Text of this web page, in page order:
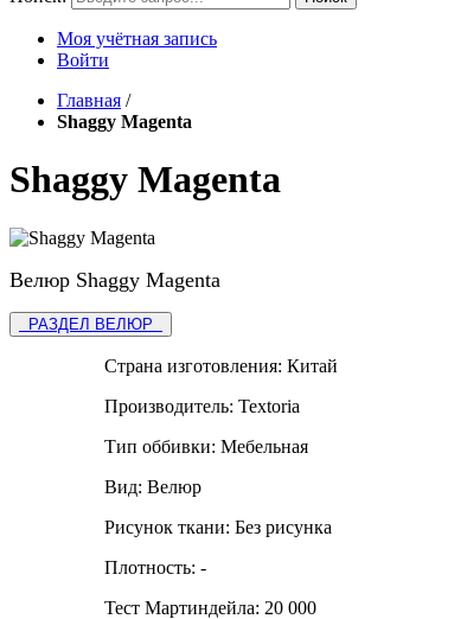
Моя учётная запись
Войти
Главная /
Shaggy Magenta
Shaggy Magenta
Велюр Shaggy Magenta
РАЗДЕЛ ВЕЛЮР
Страна изготовления: Китай
Производитель: Textoria
Тип оббивки: Мебельная
Вид: Велюр
Рисунок ткани: Без рисунка
Плотность: -
Тест Мартиндейла: 20 000